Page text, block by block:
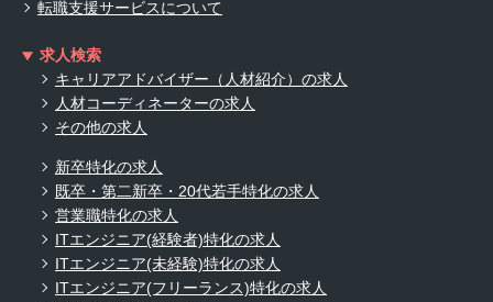
転職支援サービスについて
求人検索
キャリアアドバイザー（人材紹介）の求人
人材コーディネーターの求人
その他の求人
新卒特化の求人
既卒・第二新卒・20代若手特化の求人
営業職特化の求人
ITエンジニア(経験者)特化の求人
ITエンジニア(未経験)特化の求人
ITエンジニア(フリーランス)特化の求人